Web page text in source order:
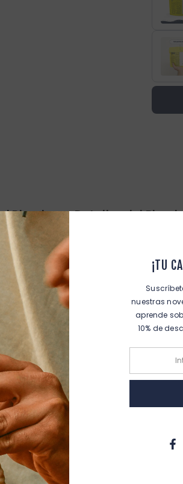
Blend Detalles del Blend
equilibrio. Lasnotas de cacao envuelven
dominar. Un blend auténtico, versátil y lleno
para una pausa reconfortante o
en cada taza.
¡TU
nuestras
aprende
10% de